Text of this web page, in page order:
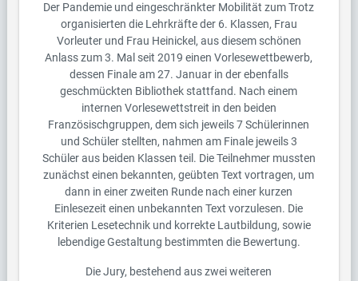
Der Pandemie und eingeschränkter Mobilität zum Trotz
organisierten die Lehrkräfte der 6. Klassen, Frau
Vorleuter und Frau Heinickel, aus diesem schönen
Anlass zum 3. Mal seit 2019 einen Vorlesewettbewerb,
dessen Finale am 27. Januar in der ebenfalls
geschmückten Bibliothek stattfand. Nach einem
internen Vorlesewettstreit in den beiden
Französischgruppen, dem sich jeweils 7 Schülerinnen
und Schüler stellten, nahmen am Finale jeweils 3
Schüler aus beiden Klassen teil. Die Teilnehmer mussten
zunächst einen bekannten, geübten Text vortragen, um
dann in einer zweiten Runde nach einer kurzen
Einlesezeit einen unbekannten Text vorzulesen. Die
Kriterien Lesetechnik und korrekte Lautbildung, sowie
lebendige Gestaltung bestimmten die Bewertung.
Die Jury, bestehend aus zwei weiteren